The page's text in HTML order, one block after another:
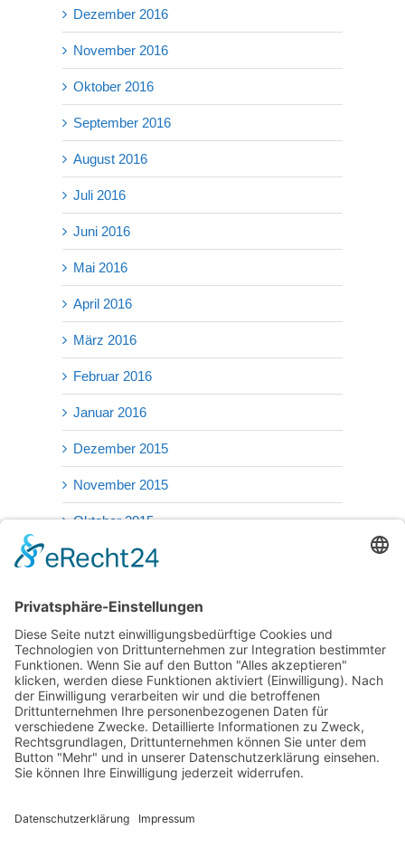
Dezember 2016
November 2016
Oktober 2016
September 2016
August 2016
Juli 2016
Juni 2016
Mai 2016
April 2016
März 2016
Februar 2016
Januar 2016
Dezember 2015
November 2015
Oktober 2015
September 2015
Juli 2015